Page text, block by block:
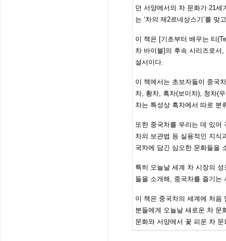
던 서양에서의 차 문화가 21
는 ‘차의 제2르네상스기’를
이 책은 [기초부터 배우는 티
차 바이블]의 후속 시리즈로서
설서이다.
이 책에서는 초보자들이 중국
차, 황차, 흑차(보이차), 청차(
차는 특성상 흑차에서 따로 분
또한 중국차를 우리는 데 있어
차의 보관법 등 실용적인 지식
국차에 담긴 심오한 문화들을
특히 오늘날 세계 차 시장의
들을 소개해, 중국차를 즐기는
이 책은 중국차의 세계에 처음
분들에게 오늘날 새로운 차 문
문화와 서양에서 꽃 피운 차